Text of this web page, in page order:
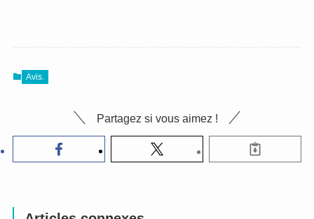
Avis.
Partagez si vous aimez !